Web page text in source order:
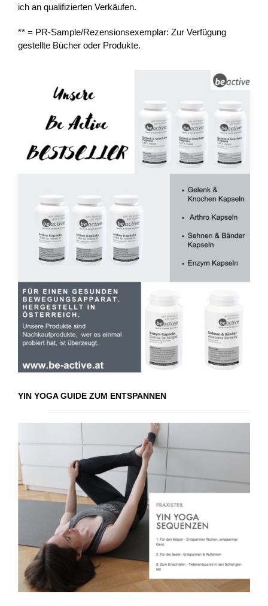
ich an qualifizierten Verkäufen.
** = PR-Sample/Rezensionsexemplar: Zur Verfügung
gestellte Bücher oder Produkte.
YIN YOGA GUIDE ZUM ENTSPANNEN